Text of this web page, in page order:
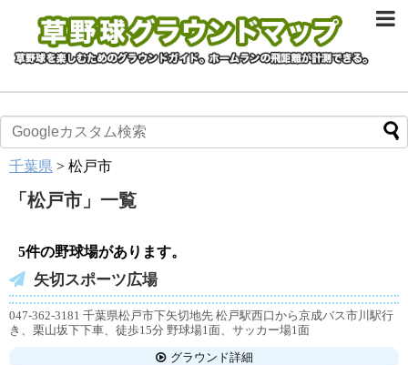
千葉県 > 松戸市
「 松戸市 」 一覧
5件の野球場があります。
矢切スポーツ広場
047-362-3181 千葉県松戸市下矢切地先 松戸駅西口から京成バス市川駅行
き、栗山坂下下車、徒歩15分 野球場1面、サッカー場1面
グラウンド詳細